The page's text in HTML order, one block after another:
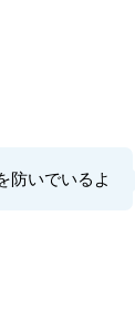
防いでいるよ